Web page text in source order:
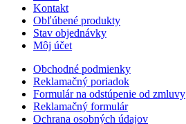
Kontakt
Obľúbené produkty
Stav objednávky
Môj účet
Obchodné podmienky
Reklamačný poriadok
Formulár na odstúpenie od zmluvy
Reklamačný formulár
Ochrana osobných údajov